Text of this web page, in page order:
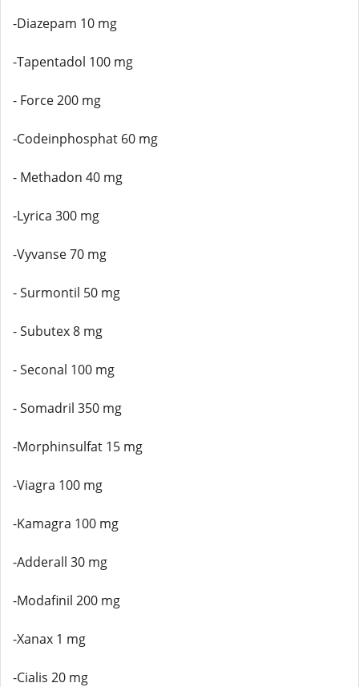
-Diazepam 10 mg
-Tapentadol 100 mg
- Force 200 mg
-Codeinphosphat 60 mg
- Methadon 40 mg
-Lyrica 300 mg
-Vyvanse 70 mg
- Surmontil 50 mg
- Subutex 8 mg
- Seconal 100 mg
- Somadril 350 mg
-Morphinsulfat 15 mg
-Viagra 100 mg
-Kamagra 100 mg
-Adderall 30 mg
-Modafinil 200 mg
-Xanax 1 mg
-Cialis 20 mg